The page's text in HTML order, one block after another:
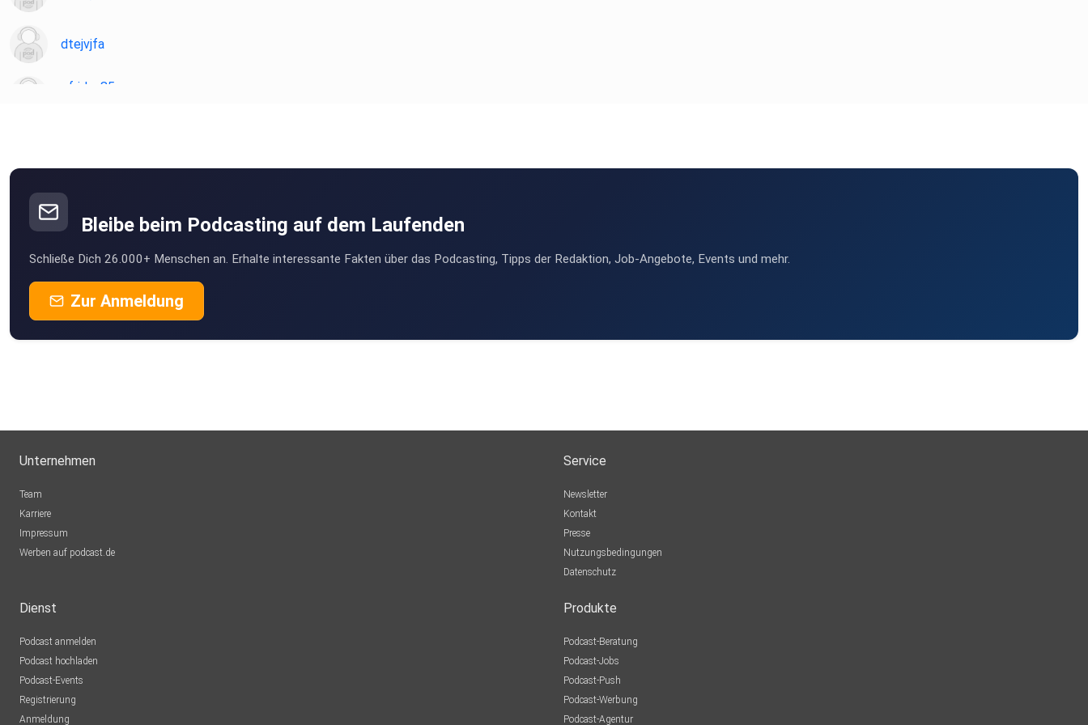
dtejvjfa
gfriday85
9mc6a2bt
Dessau-Roßlau
twgrcwpx
Moth355
Gießen
ix0jev45
Roberta13
Düsseldorf
kennijaguar
Hamburg
Bleibe beim Podcasting auf dem Laufenden
Schließe Dich 26.000+ Menschen an. Erhalte interessante Fakten über das Podcasting, Tipps der Redaktion, Job-Angebote, Events und mehr.
Zur Anmeldung
Unternehmen
Team
Karriere
Impressum
Werben auf podcast.de
Service
Newsletter
Kontakt
Presse
Nutzungsbedingungen
Datenschutz
Dienst
Podcast anmelden
Podcast hochladen
Podcast-Events
Registrierung
Anmeldung
Produkte
Podcast-Beratung
Podcast-Jobs
Podcast-Push
Podcast-Werbung
Podcast-Agentur